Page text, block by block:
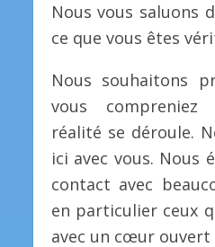
Nous vous saluons
ce que vous êtes
Nous souhaitons
vous
réalité se déroule.
ici avec vous. Nous
contact avec
en particulier ceux
avec un cœur